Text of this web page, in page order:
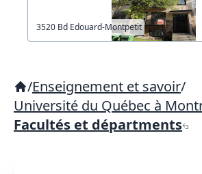
3520 Bd Edouard-Montpetit
/Enseignement et savoir/
Université du Québec à
Facultés et départments